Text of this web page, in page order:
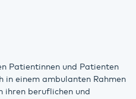
Patientinnen und Patienten
in einem ambulanten Rahmen
ihren beruflichen und